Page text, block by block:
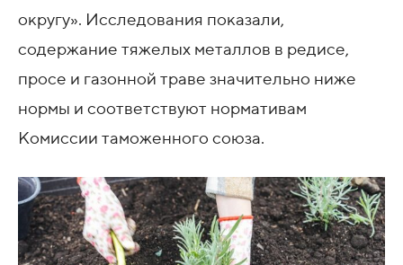
округу». Исследования показали,
содержание тяжелых металлов в редисе,
просе и газонной траве значительно ниже
нормы и соответствуют нормативам
Комиссии таможенного союза.